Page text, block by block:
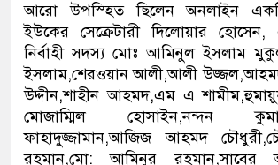
আরো উপস্হিত ছিলেন অনলাইন
ইউকের সেক্রেটারী দিলোয়ার
নির্বাহী সদস্য মোঃ আমিনুল ইসলাম
ইসলাম,শেরওয়ান আলী,আলী
উদ্দীন,শাহীন আহমদ,এম এ
মোজাম্মিল হোসাইন,নন্দন
ফাহাদুজ্জামান,আজিজ আহমদ
রহমান,মো: আমিনুর